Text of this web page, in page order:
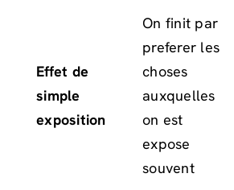
Effet de
simple
exposition
On finit par
preferer les
choses
auxquelles
on est
expose
souvent